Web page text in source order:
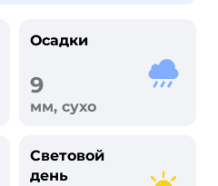
Осадки
9
мм, сухо
Световой
день